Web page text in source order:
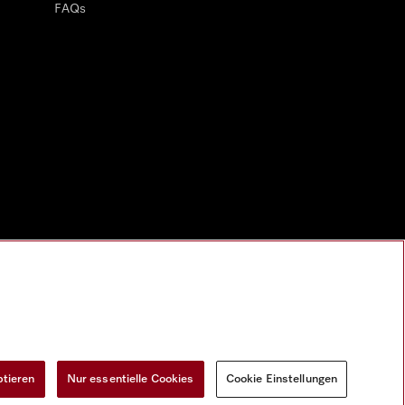
FAQs
Nur essentielle Cookies Cookie Einstellungen